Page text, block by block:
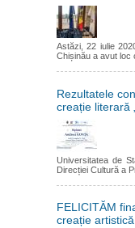
Astăzi, 22 iulie
Chișinău a avut loc
Rezultatele
creație literară
Universitatea de
Direcției Cultură a
FELICITĂM
creație